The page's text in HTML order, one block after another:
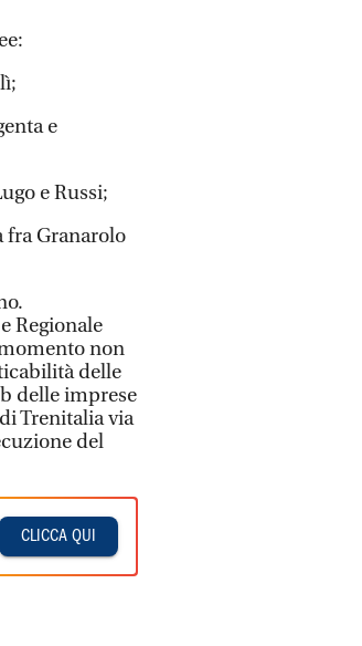
e
e Russi;
fra Granarolo
Regionale
non
delle
delle imprese
Trenitalia via
del
CLICCA QUI